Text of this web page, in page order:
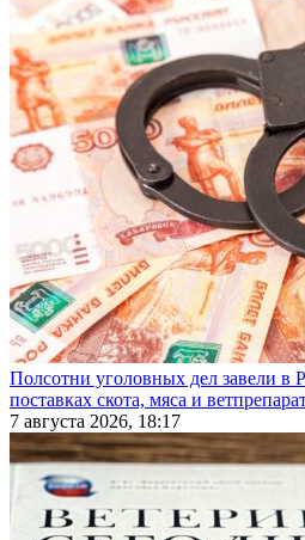
Полсотни уголовных дел завели в
поставках скота, мяса и
7 августа 2026, 18:17